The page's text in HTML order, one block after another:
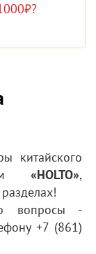
китайского
«HOLTO»,
вопросы -
+7 (861)